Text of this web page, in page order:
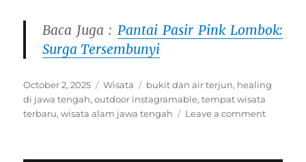
Baca Juga : Pantai Pasir Pink Lombok:
Surga Tersembunyi
Posted
on
October 2, 2025 Categories
Wisata Tags
bukit dan air terjun, healing
di jawa tengah,outdoor instagramable,tempat wisata
terbaru,wisata alam jawa tengah Leave a commenton